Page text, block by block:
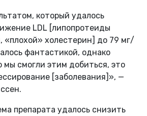
который удалось
LDL [липопротеиды
«плохой» холестерин] до 79 мг/
фантастикой, однако
мы смогли этим добиться, это
[заболевания]», —
препарата удалось снизить